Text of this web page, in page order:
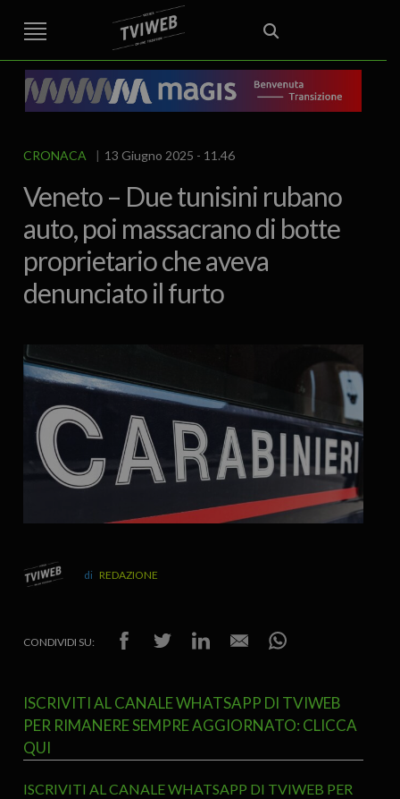
STREET TG CRONACA VENETO
VICENZA E PROVINCIA
AREA BERICA
ECONOMIA ATTUALITA’ POLITICA
EDITORIALE ITALIA E MONDO CURIOSITÀ – LIFESTYLE
CULTURA ARTE
SPORT
IL GRAFFIO FOOD & DRINK
CRONACA 13 Giugno 2025 - 11.46
Veneto – Due tunisini rubano
auto, poi massacrano di botte
proprietario che aveva
denunciato il furto
REDAZIONE
CONDIVIDI SU:
ISCRIVITI AL CANALE WHATSAPP DI TVIWEB
PER RIMANERE SEMPRE AGGIORNATO: CLICCA
QUI
ISCRIVITI AL CANALE WHATSAPP DI TVIWEB PER